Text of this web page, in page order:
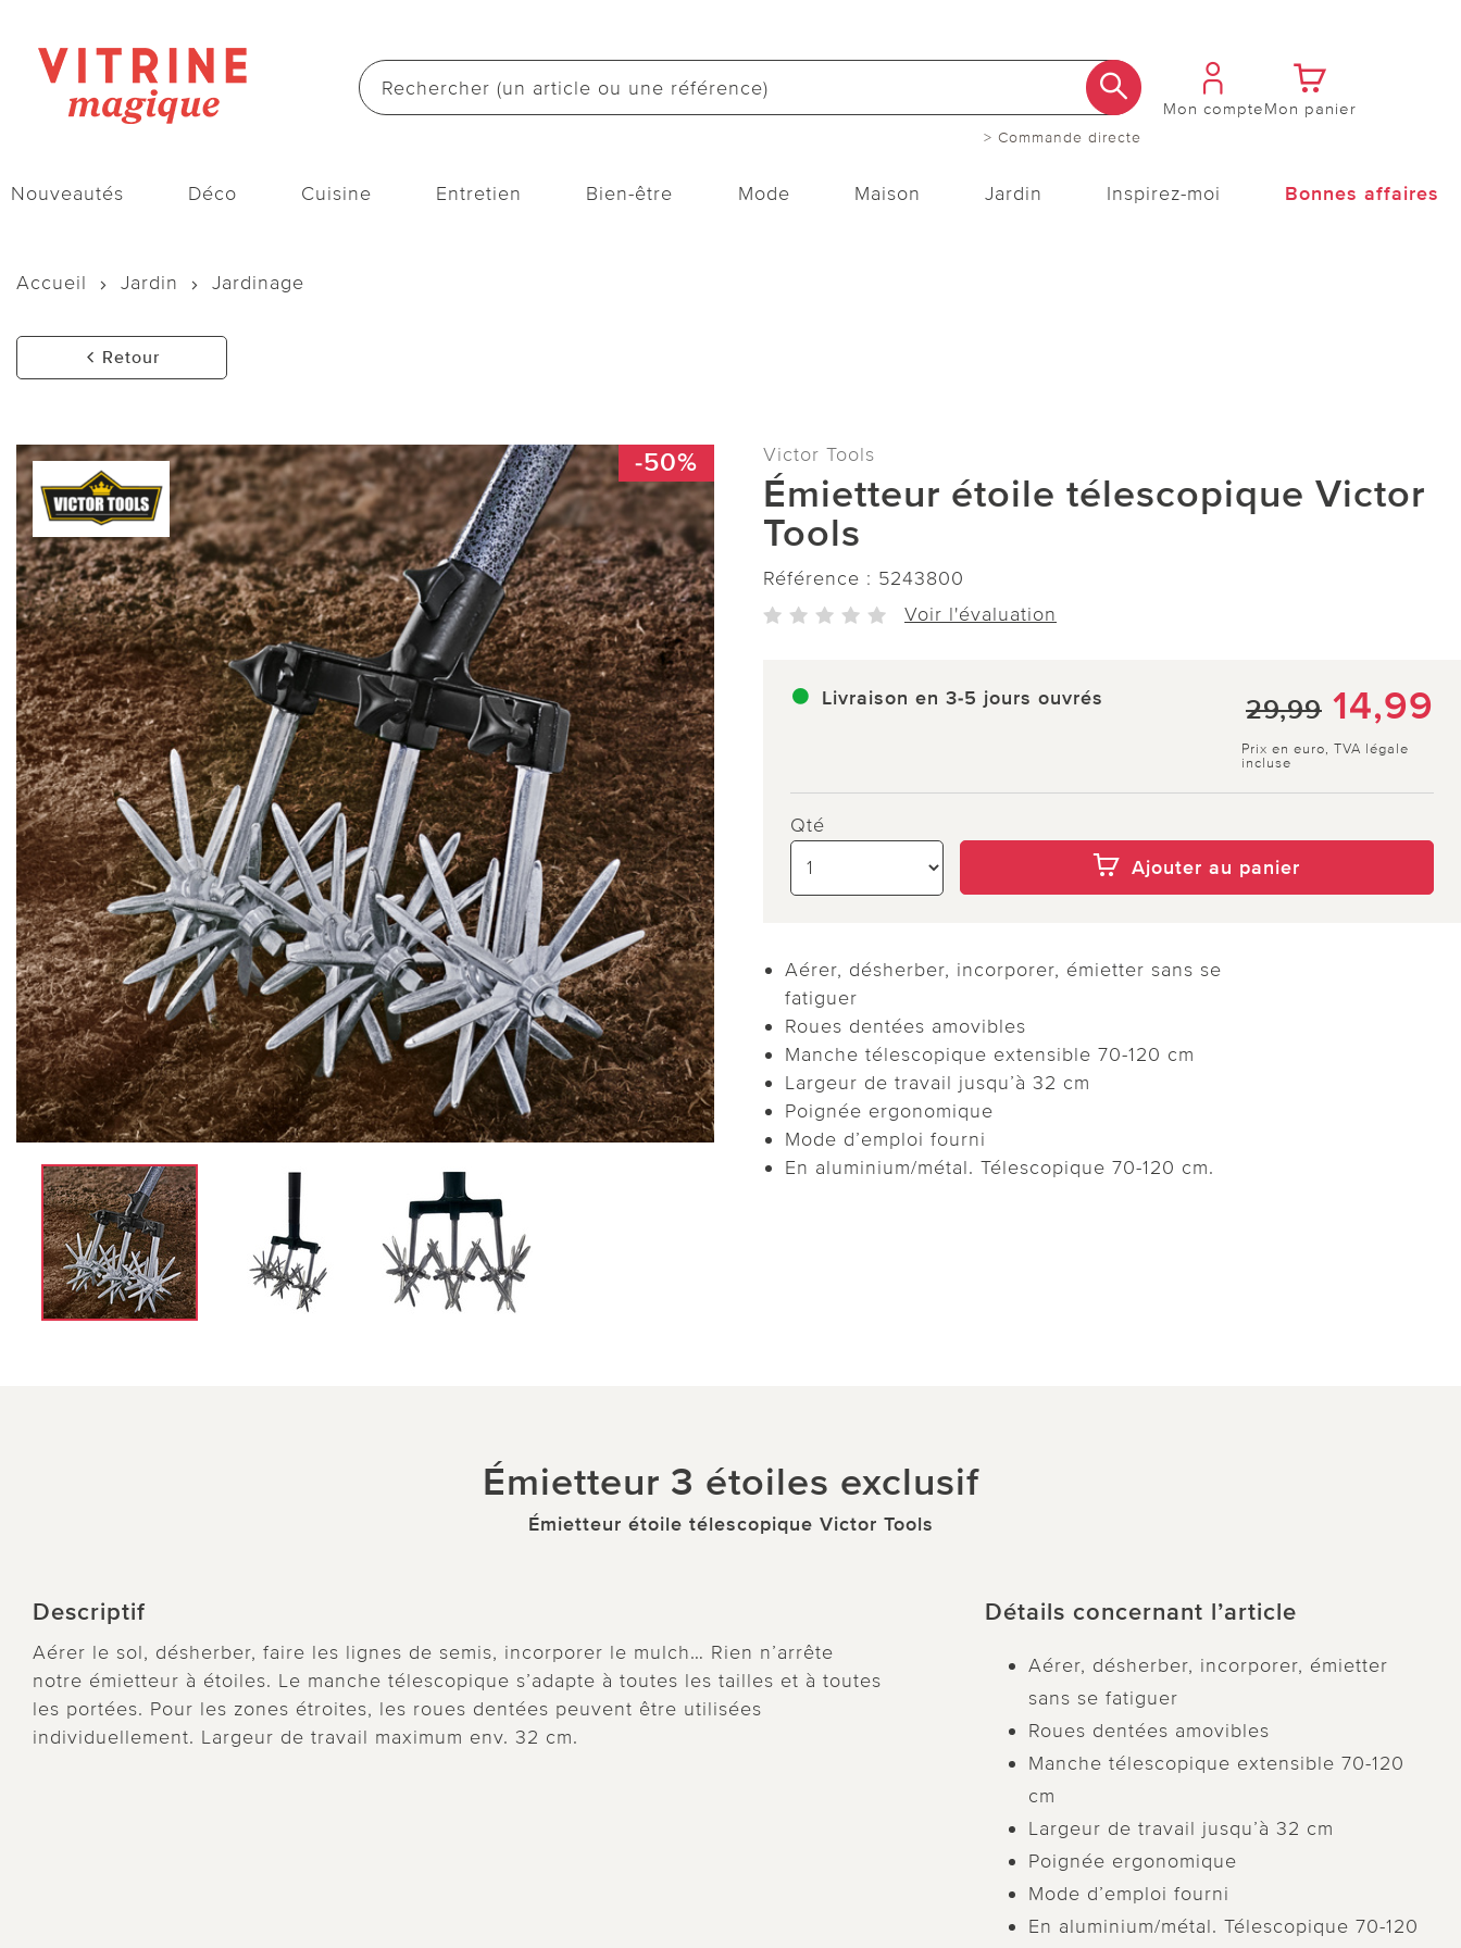
> Commande directe
Mon compteMon panier
Nouveautés Déco Cuisine Entretien Bien-être Mode Maison Jardin Inspirez-moi Bonnes affaires
Accueil Jardin Jardinage
Retour
-50% Victor Tools
Émietteur étoile télescopique Victor
Tools
Référence : 5243800
Voir l'évaluation
Livraison en 3-5 jours ouvrés 29,99 14,99
Prix en euro, TVA légale
incluse
Qté
Ajouter au panier
Aérer, désherber, incorporer, émietter sans se
fatiguer
Roues dentées amovibles
Manche télescopique extensible 70-120 cm
Largeur de travail jusqu’à 32 cm
Poignée ergonomique
Mode d’emploi fourni
En aluminium/métal. Télescopique 70-120 cm.
Émietteur 3 étoiles exclusif
Émietteur étoile télescopique Victor Tools
Descriptif
Aérer le sol, désherber, faire les lignes de semis, incorporer le mulch… Rien n’arrête
notre émietteur à étoiles. Le manche télescopique s’adapte à toutes les tailles et à toutes
les portées. Pour les zones étroites, les roues dentées peuvent être utilisées
individuellement. Largeur de travail maximum env. 32 cm.
Détails concernant l’article
Aérer, désherber, incorporer, émietter
sans se fatiguer
Roues dentées amovibles
Manche télescopique extensible 70-120
cm
Largeur de travail jusqu’à 32 cm
Poignée ergonomique
Mode d’emploi fourni
En aluminium/métal. Télescopique 70-120